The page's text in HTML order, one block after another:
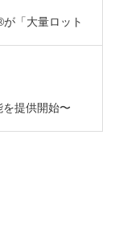
「大量ロット
た…
を提供開始〜